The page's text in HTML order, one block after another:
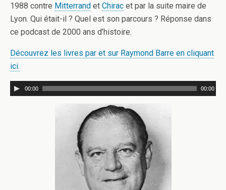
1988 contre Mitterrand et Chirac et par la suite maire de
Lyon. Qui était-il ? Quel est son parcours ? Réponse dans
ce podcast de 2000 ans d’histoire.
Découvrez les livres par et sur Raymond Barre en cliquant
ici.
00:00 00:00